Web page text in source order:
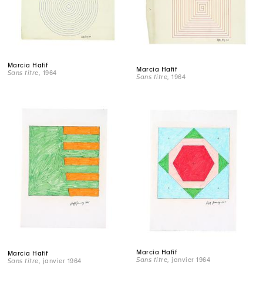
Marcia Hafif
Sans titre , 1964
Marcia Hafif
Sans titre , 1964
Marcia Hafif
Sans titre, janvier 1964
Marcia Hafif
Sans titre , janvier 1964